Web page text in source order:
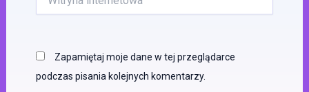
internetowa
Zapamiętaj moje dane w tej przeglądarce
podczas pisania kolejnych komentarzy.